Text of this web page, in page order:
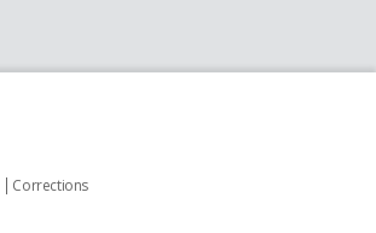
Corrections